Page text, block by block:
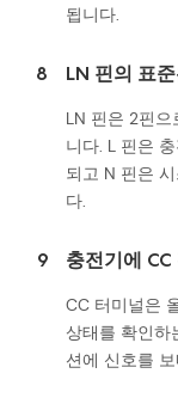
됩니다.
8 LN 핀의 표
LN 핀은 2핀으
니다. L 핀은
되고 N 핀은
다.
9 충전기에
CC 터미널은
상태를 확인하
션에 신호를